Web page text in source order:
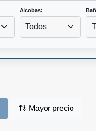
Alcobas:
Todos
Mayor precio